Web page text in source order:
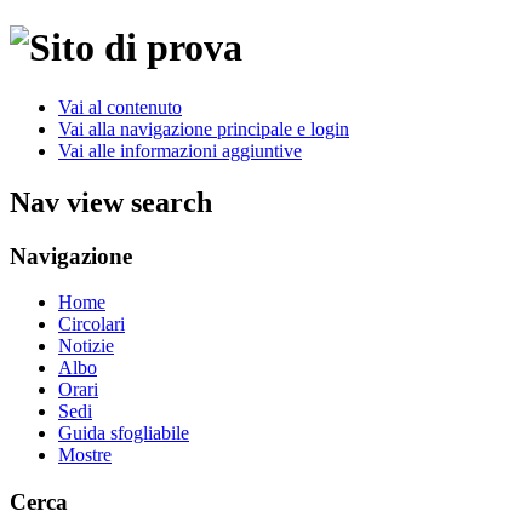
Vai al contenuto
Vai alla navigazione principale e login
Vai alle informazioni aggiuntive
Nav view search
Navigazione
Home
Circolari
Notizie
Albo
Orari
Sedi
Guida sfogliabile
Mostre
Cerca